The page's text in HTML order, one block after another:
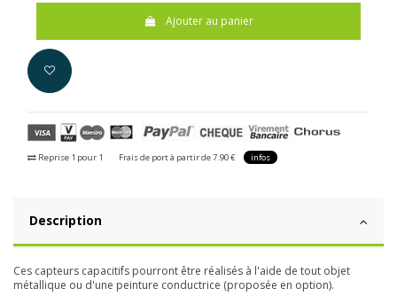
Ajouter au panier
Reprise 1 pour 1 Frais de port à partir de 7.90 € infos
Description
Ces capteurs capacitifs pourront être réalisés à l'aide de tout objet
métallique ou d'une peinture conductrice (proposée en option).